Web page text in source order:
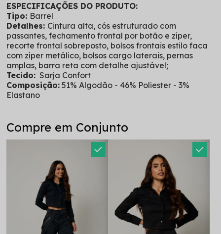
ESPECIFICAÇÕES DO PRODUTO:
Tipo: Barrel
Detalhes: Cintura alta, cós estruturado com
passantes, fechamento frontal por botão e zíper,
recorte frontal sobreposto, bolsos frontais estilo faca
com zíper metálico, bolsos cargo laterais, pernas
amplas, barra reta com detalhe ajustável;
Tecido: Sarja Confort
Composição: 51% Algodão - 46% Poliester - 3%
Elastano
Compre em Conjunto